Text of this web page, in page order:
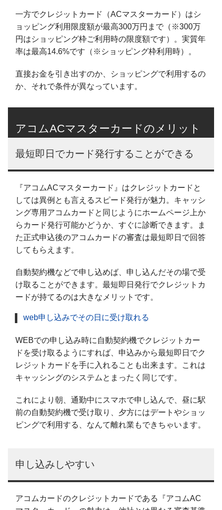
一方でクレジットカード（ACマスターカード）はシ
ョッピング利用限度額が最高300万円まで（※300万
円はショッピング枠ご利用時の限度額です）。実質年
率は最高14.6%です（※ショッピング枠利用時）。
直接お金を引き出すのか、ショッピングで利用するの
か、それで条件が異なっています。
アコムACマスターカードのメリット
最短即日でカード発行することができる
『アコムACマスターカード』はクレジットカードと
しては異例とも言えるスピード発行が魅力。キャッシ
ング専用アコムカードと同じようにホームページ上か
らカード発行可能かどうか、すぐに診断できます。ま
た正式申込後のアコムカードの審査は最短即日で回答
してもらえます。
自動契約機などで申し込めば、申し込んだその場で受
け取ることができます。最短即日発行でクレジットカ
ードが持てるのは大きなメリットです。
web申し込みでその日に受け取れる
WEBでの申し込み時に自動契約機でクレジットカー
ドを受け取るようにすれば、申込みから最短即日でク
レジットカードを手に入れることも出来ます。これは
キャッシングのシステムとまったく同じです。
これにより朝、通勤中にスマホで申し込んで、昼に駅
前の自動契約機で受け取り、夕方にはデートやショッ
ピングで利用する、なんて離れ業もできちゃいます。
申し込みしやすい
アコムカードのクレジットカードである『アコムAC